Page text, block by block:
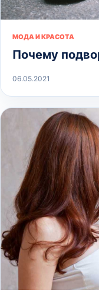
МОДА И КРАСОТА
Почему
06.05.2021